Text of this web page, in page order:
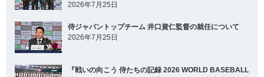
2026年7月25日
侍ジャパントップチーム 井口資仁監督の就任について
2026年7月25日
『戦いの向こう 侍たちの記録 2026 WORLD BASEBALL